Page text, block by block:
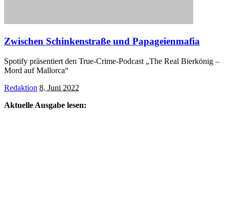
Zwischen Schinkenstraße und Papageienmafia
Spotify präsentiert den True-Crime-Podcast „The Real Bierkönig –
Mord auf Mallorca“
Posted
Redaktion 8. Juni 2022
Aktuelle Ausgabe lesen: